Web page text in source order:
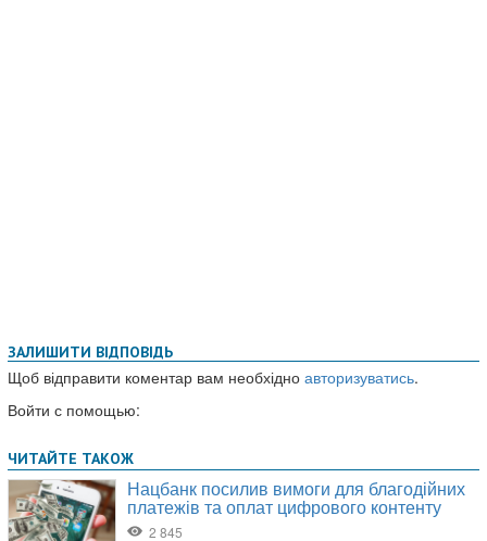
ЗАЛИШИТИ ВІДПОВІДЬ
Щоб відправити коментар вам необхідно авторизуватись.
Войти с помощью: